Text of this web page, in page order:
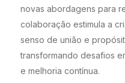
novas abordagens para
colaboração estimula a
senso de união e
transformando desafios
e melhoria contínua.